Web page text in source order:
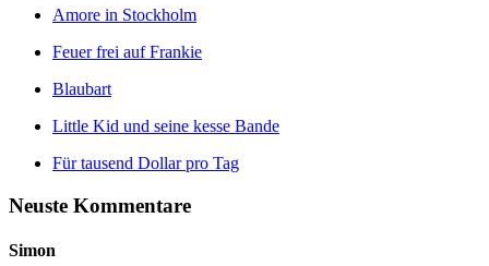
Amore in Stockholm
Feuer frei auf Frankie
Blaubart
Little Kid und seine kesse Bande
Für tausend Dollar pro Tag
Neuste Kommentare
Simon